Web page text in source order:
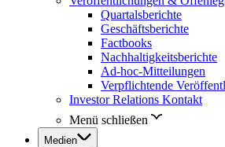
Quartalsberichte
Geschäftsberichte
Factbooks
Nachhaltigkeitsberichte
Ad-hoc-Mitteilungen
Verpflichtende
Investor Relations Kontakt
Menü schließen
Medien